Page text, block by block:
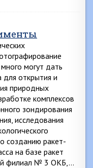
могут дать
для открытия и
природных
комплексов
зондирования
исследования
созданию ракет-
на базе ракет
филиал № 3 ОКБ,…